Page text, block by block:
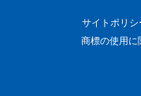
サイトポリシ
商標の使用に